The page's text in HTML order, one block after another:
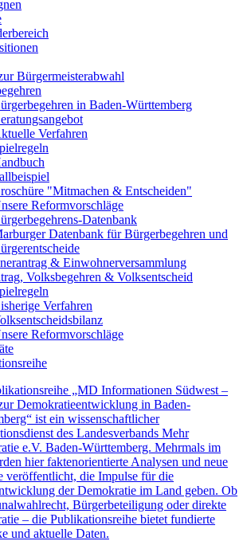
Bürgermeisterabwahl
in Baden-Württemberg
Verfahren
"Mitmachen & Entscheiden"
Reformvorschläge
Datenbank
Datenbank für Bürgerbegehren und
& Einwohnerversammlung
Volksbegehren & Volksentscheid
Verfahren
Reformvorschläge
„MD Informationen Südwest –
Demokratieentwicklung in Baden-
ist ein wissenschaftlicher
des Landesverbands Mehr
e.V. Baden-Württemberg. Mehrmals im
hier faktenorientierte Analysen und neue
veröffentlicht, die Impulse für die
der Demokratie im Land geben. Ob
Bürgerbeteiligung oder direkte
– die Publikationsreihe bietet fundierte
und aktuelle Daten.